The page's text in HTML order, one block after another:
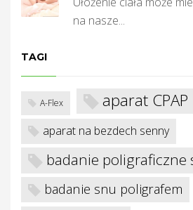
na nasze...
TAGI
A-Flex aparat CPAP
aparat na bezdech senny
badanie poligraficzne
badanie snu poligrafem